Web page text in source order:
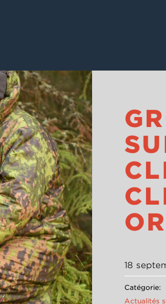
18
Catégorie:
Actualités